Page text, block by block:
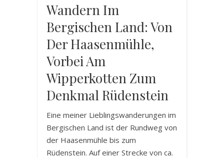
Wandern Im
Bergischen Land: Von
Der Haasenmühle,
Vorbei Am
Wipperkotten Zum
Denkmal Rüdenstein
Eine meiner Lieblingswanderungen im
Bergischen Land ist der Rundweg von
der Haasenmühle bis zum
Rüdenstein. Auf einer Strecke von ca.